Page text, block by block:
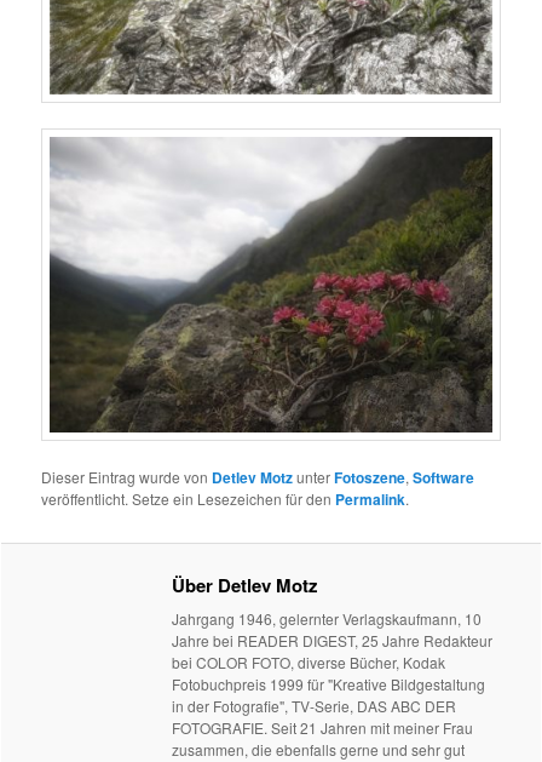
Dieser Eintrag wurde von Detlev MotzunterFotoszene,Software
veröffentlicht. Setze ein Lesezeichen für den Permalink.
Über Detlev Motz
Jahrgang 1946, gelernter Verlagskaufmann, 10
Jahre bei READER DIGEST, 25 Jahre Redakteur
bei COLOR FOTO, diverse Bücher, Kodak
Fotobuchpreis 1999 für "Kreative Bildgestaltung
in der Fotografie", TV-Serie, DAS ABC DER
FOTOGRAFIE. Seit 21 Jahren mit meiner Frau
zusammen, die ebenfalls gerne und sehr gut